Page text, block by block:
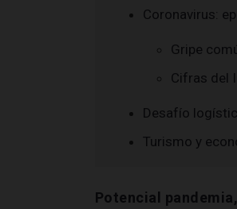
Coronavirus:
Gripe
Cifras del
Desafío
Turismo y
Potencial